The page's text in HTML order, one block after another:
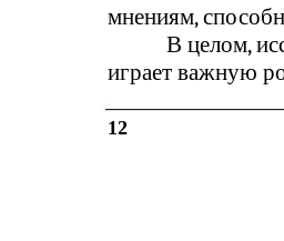
12
мнениям,
В целом,
играет важную